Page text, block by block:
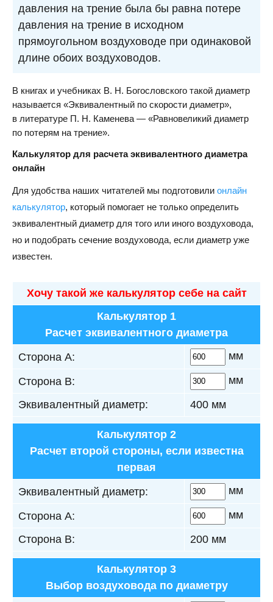
давления на трение была бы равна потере
давления на трение в исходном
прямоугольном воздуховоде при одинаковой
длине обоих воздуховодов.
В книгах и учебниках В. Н. Богословского такой диаметр
называется «Эквивалентный по скорости диаметр»,
в литературе П. Н. Каменева — «Равновеликий диаметр
по потерям на трение».
Калькулятор для расчета эквивалентного диаметра
онлайн
Для удобства наших читателей мы подготовили онлайн
калькулятор, который помогает не только определить
эквивалентный диаметр для того или иного воздуховода,
но и подобрать сечение воздуховода, если диаметр уже
известен.
Хочу такой же калькулятор себе на сайт
Калькулятор 1
Расчет эквивалентного диаметра
Сторона А:
мм
Сторона B:
мм
Эквивалентный диаметр:
400 мм
Калькулятор 2
Расчет второй стороны, если известна
первая
Эквивалентный диаметр:
мм
Сторона А:
мм
Сторона B:
200 мм
Калькулятор 3
Выбор воздуховода по диаметру